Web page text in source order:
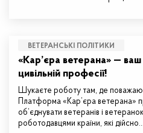
ВЕТЕРАНСЬКІ ПОЛІТИКИ
«Кар’єра ветерана» — ваш
цивільній професії!
Шукаєте роботу там, де
Платформа «Кар’єра ветерана»
об’єднувати ветеранів і
роботодавцями країни, які дійсно…